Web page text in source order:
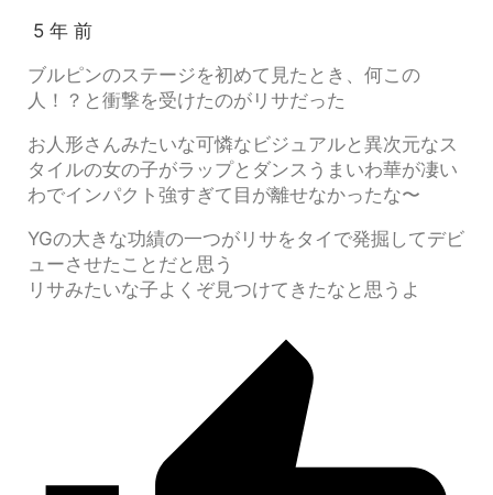
5 年 前
ブルピンのステージを初めて見たとき、何この
人！？と衝撃を受けたのがリサだった
お人形さんみたいな可憐なビジュアルと異次元なス
タイルの女の子がラップとダンスうまいわ華が凄い
わでインパクト強すぎて目が離せなかったな〜
YGの大きな功績の一つがリサをタイで発掘してデビ
ューさせたことだと思う
リサみたいな子よくぞ見つけてきたなと思うよ